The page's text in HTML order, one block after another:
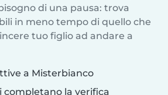
di una pausa: trova
in meno tempo di quello che
tuo figlio ad andare a
a Misterbianco
la verifica